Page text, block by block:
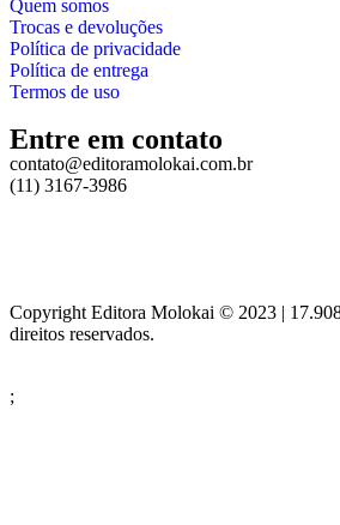
Quem somos
Trocas e devoluções
Política de privacidade
Política de entrega
Termos de uso
Entre em contato
contato@editoramolokai.com.br
(11) 3167-3986
Copyright Editora Molokai © 2023 |
direitos reservados.
;